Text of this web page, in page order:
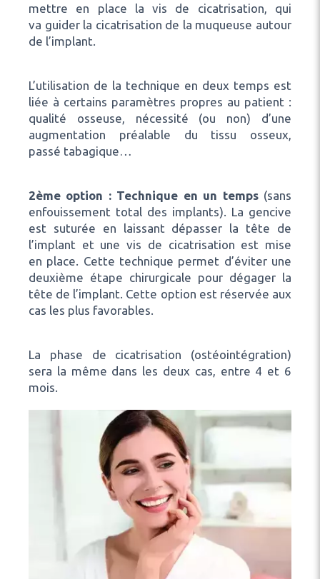
mettre en place la vis de cicatrisation, qui
va guider la cicatrisation de la muqueuse autour
de l’implant.
L’utilisation de la technique en deux temps est
liée à certains paramètres propres au patient :
qualité osseuse, nécessité (ou non) d’une
augmentation préalable du tissu osseux,
passé tabagique…
2ème option : Technique en un temps(sans
enfouissement total des implants). La gencive
est suturée en laissant dépasser la tête de
l’implant et une vis de cicatrisation est mise
en place. Cette technique permet d’éviter une
deuxième étape chirurgicale pour dégager la
tête de l’implant. Cette option est réservée aux
cas les plus favorables.
La phase de cicatrisation (ostéointégration)
sera la même dans les deux cas, entre 4 et 6
mois.